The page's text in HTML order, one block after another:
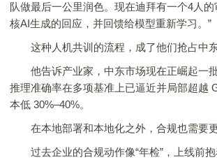
队做最后一公里润色。现在迪拜有一个4人
核AI生成的回应，并回馈给模型重新学习。”
这种人机共训的流程，成了他们抢占中东
他告诉产业家，中东市场现在正崛起一批
推理准确率在多项基准上已逼近并局部超越
本低 30%–40%。
在本地部署和本地化之外，合规也需要更
过去企业的合规动作像“年检”，上线前抱